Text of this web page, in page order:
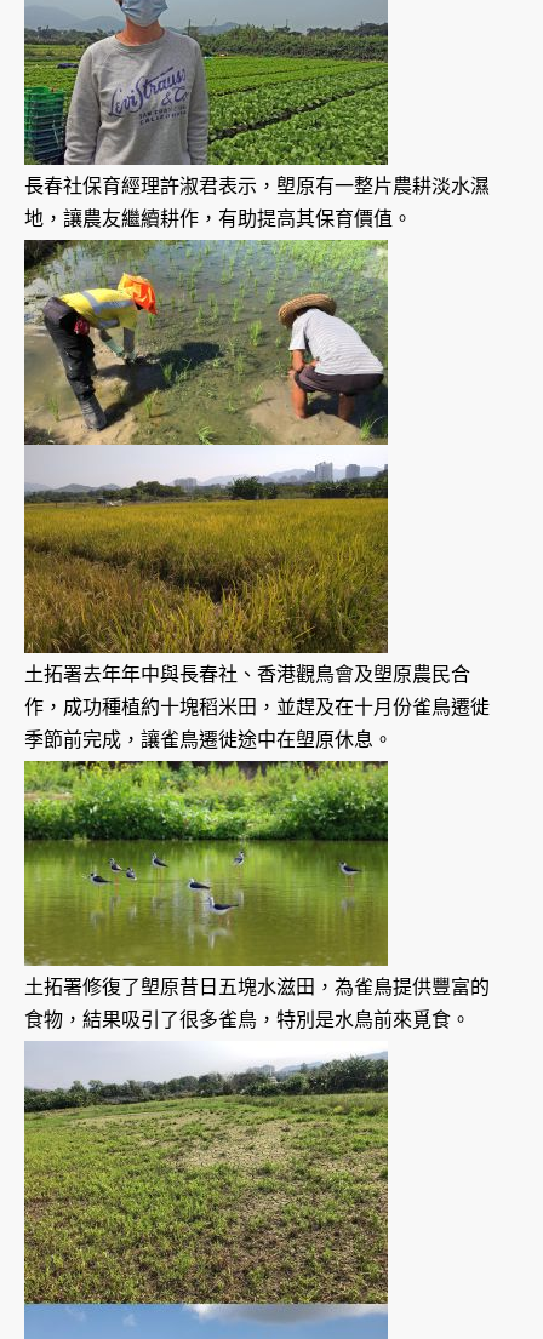
長春社保育經理許淑君表示，塱原有一整片農耕淡水濕
地，讓農友繼續耕作，有助提高其保育價值。
土拓署去年年中與長春社、香港觀鳥會及塱原農民合
作，成功種植約十塊稻米田，並趕及在十月份雀鳥遷徙
季節前完成，讓雀鳥遷徙途中在塱原休息。
土拓署修復了塱原昔日五塊水滋田，為雀鳥提供豐富的
食物，結果吸引了很多雀鳥，特別是水鳥前來覓食。